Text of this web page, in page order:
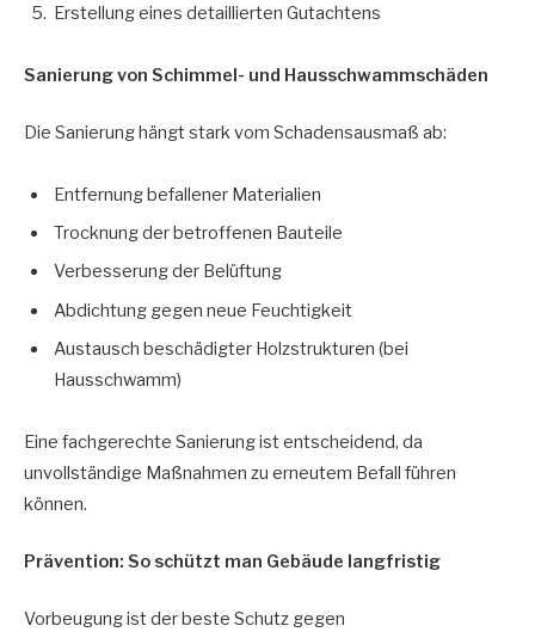
Erstellung eines detaillierten Gutachtens
Sanierung von Schimmel- und Hausschwammschäden
Die Sanierung hängt stark vom Schadensausmaß ab:
Entfernung befallener Materialien
Trocknung der betroffenen Bauteile
Verbesserung der Belüftung
Abdichtung gegen neue Feuchtigkeit
Austausch beschädigter Holzstrukturen (bei
Hausschwamm)
Eine fachgerechte Sanierung ist entscheidend, da
unvollständige Maßnahmen zu erneutem Befall führen
können.
Prävention: So schützt man Gebäude langfristig
Vorbeugung ist der beste Schutz gegen